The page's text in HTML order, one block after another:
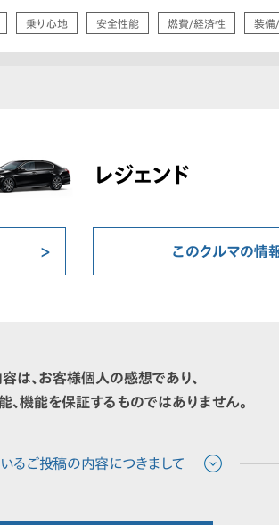
乗り心地 安全性能 燃費/経済性 装備
レジェンド
このクルマの情
は、お客様個人の感想であり、
、機能を保証するものではありません。